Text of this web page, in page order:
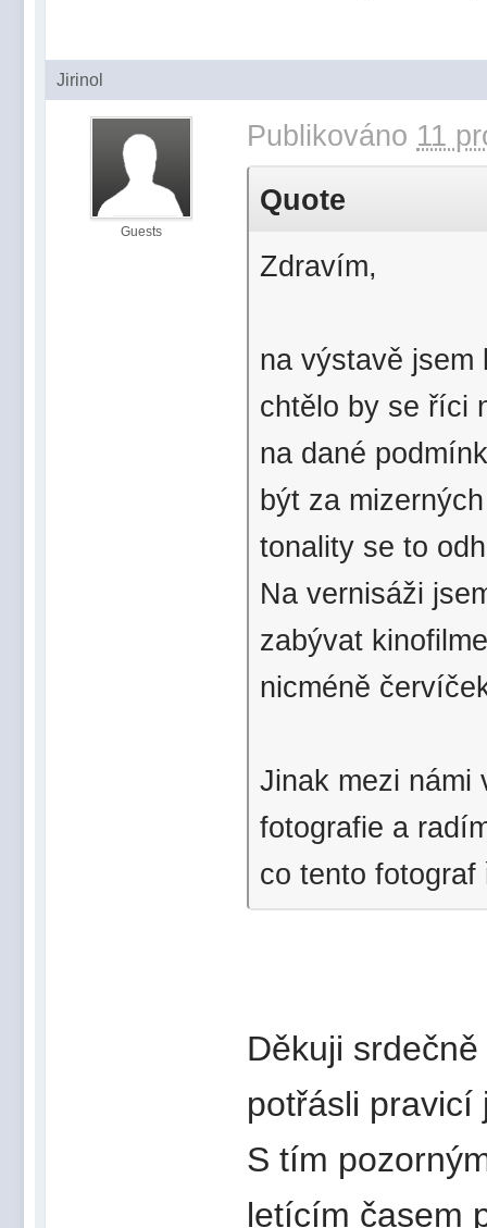
Jirinol
Guests
Publikováno 11
Quote
Zdravím,
na výstavě
chtělo by se říci
na dané
být za
tonality se to
Na vernisáži
zabývat
nicméně
Jinak mezi námi
fotografie a
co tento fotograf
Děkuji
potřásli pravicí
S tím
letícím časem